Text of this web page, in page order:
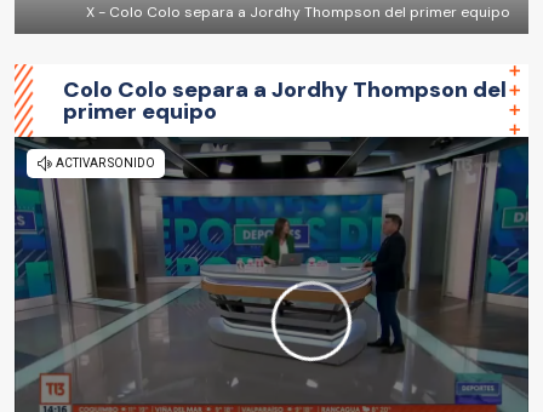
X - Colo Colo separa a Jordhy Thompson del primer equipo
Colo Colo separa a Jordhy Thompson del
primer equipo